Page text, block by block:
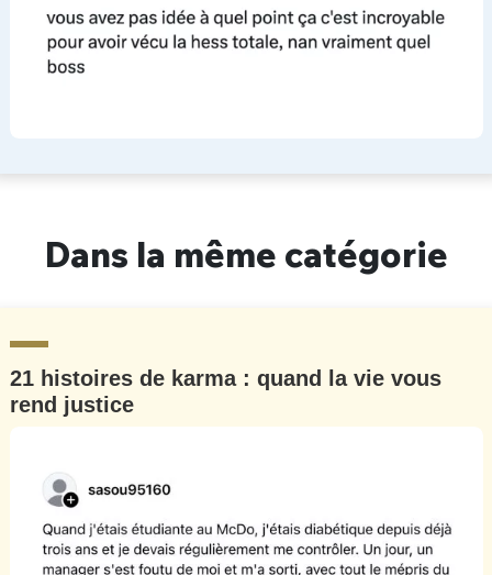
Dans la même catégorie
21 histoires de karma : quand la vie vous
rend justice